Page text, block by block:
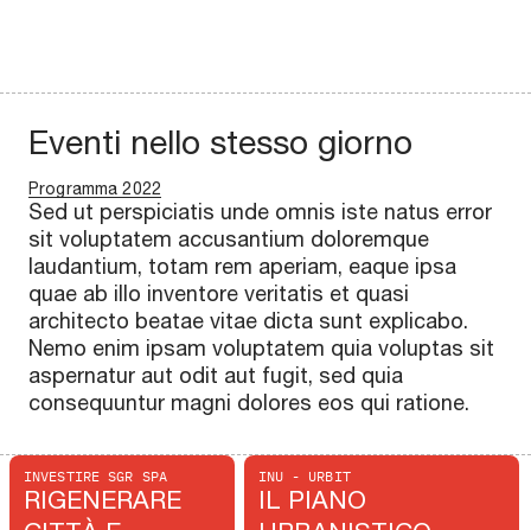
Eventi nello stesso giorno
Programma 2022
Sed ut perspiciatis unde omnis iste natus error
sit voluptatem accusantium doloremque
laudantium, totam rem aperiam, eaque ipsa
quae ab illo inventore veritatis et quasi
architecto beatae vitae dicta sunt explicabo.
Nemo enim ipsam voluptatem quia voluptas sit
aspernatur aut odit aut fugit, sed quia
consequuntur magni dolores eos qui ratione.
INVESTIRE SGR SPA
RIGENERARE
INU - URBIT
IL PIANO